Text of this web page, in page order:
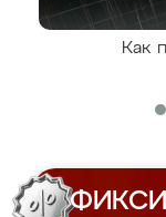
Как